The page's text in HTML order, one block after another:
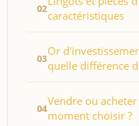
caractéristiques
Or
quelle différence
Vendre ou
moment choisir ?